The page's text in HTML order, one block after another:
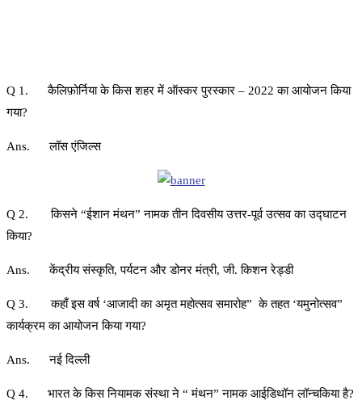
Q 1. कैलिफ़ोर्निया के किस शहर में ऑस्कर पुरस्कार – 2022 का आयोजन किया
गया?
Ans. लॉस एंजिल्स
Q 2. किसने “ईशान मंथन” नामक तीन दिवसीय उत्तर-पूर्व उत्सव का उद्घाटन
किया?
Ans. केंद्रीय संस्कृति, पर्यटन और डोनर मंत्री, जी. किशन रेड्डी
Q 3. कहाँ इस वर्ष ‘आजादी का अमृत महोत्सव समारोह” के तहत ‘यमुनोत्सव”
कार्यक्रम का आयोजन किया गया?
Ans. नई दिल्ली
Q 4. भारत के किस नियामक संस्था ने “ मंथन” नामक आईडिथॉन लॉन्चकिया है?